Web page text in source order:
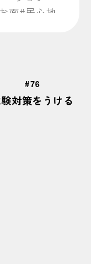
面#居心地
#薄く削る
田#裏技
キュート
部
ェクト
も獲得！
#76
対策をうける